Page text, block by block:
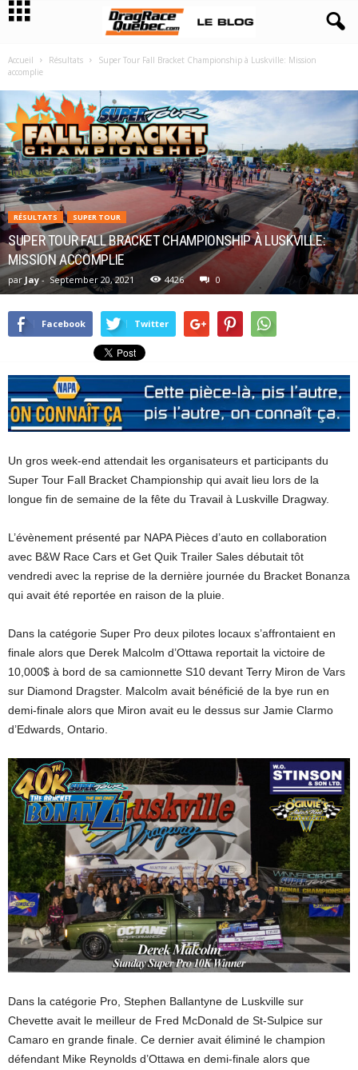
Accueil Résultats
Super Tour Fall Bracket Championship à Luskville: Mission
accomplie
RÉSULTATS SUPER TOUR
SUPER TOUR FALL BRACKET CHAMPIONSHIP À LUSKVILLE:
MISSION ACCOMPLIE
par Jay - September 20, 2021 4426 0
Facebook Twitter
Un gros week-end attendait les organisateurs et participants du
Super Tour Fall Bracket Championship qui avait lieu lors de la
longue fin de semaine de la fête du Travail à Luskville Dragway.
L’évènement présenté par NAPA Pièces d’auto en collaboration
avec B&W Race Cars et Get Quik Trailer Sales débutait tôt
vendredi avec la reprise de la dernière journée du Bracket Bonanza
qui avait été reportée en raison de la pluie.
Dans la catégorie Super Pro deux pilotes locaux s’affrontaient en
finale alors que Derek Malcolm d’Ottawa reportait la victoire de
10,000$ à bord de sa camionnette S10 devant Terry Miron de Vars
sur Diamond Dragster. Malcolm avait bénéficié de la bye run en
demi-finale alors que Miron avait eu le dessus sur Jamie Clarmo
d’Edwards, Ontario.
Dans la catégorie Pro, Stephen Ballantyne de Luskville sur
Chevette avait le meilleur de Fred McDonald de St-Sulpice sur
Camaro en grande finale. Ce dernier avait éliminé le champion
défendant Mike Reynolds d’Ottawa en demi-finale alors que